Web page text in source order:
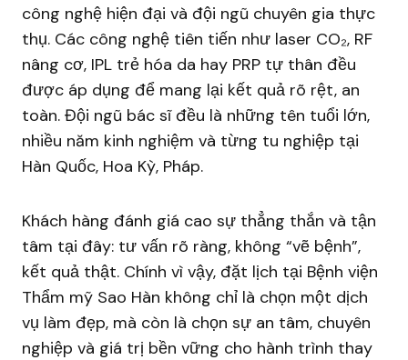
công nghệ hiện đại và đội ngũ chuyên gia thực
thụ. Các công nghệ tiên tiến như laser CO₂, RF
nâng cơ, IPL trẻ hóa da hay PRP tự thân đều
được áp dụng để mang lại kết quả rõ rệt, an
toàn. Đội ngũ bác sĩ đều là những tên tuổi lớn,
nhiều năm kinh nghiệm và từng tu nghiệp tại
Hàn Quốc, Hoa Kỳ, Pháp.
Khách hàng đánh giá cao sự thẳng thắn và tận
tâm tại đây: tư vấn rõ ràng, không “vẽ bệnh”,
kết quả thật. Chính vì vậy, đặt lịch tại Bệnh viện
Thẩm mỹ Sao Hàn không chỉ là chọn một dịch
vụ làm đẹp, mà còn là chọn sự an tâm, chuyên
nghiệp và giá trị bền vững cho hành trình thay